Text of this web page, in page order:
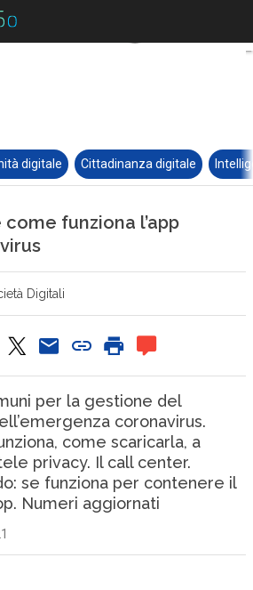
digitale Cittadinanza digitale
come funziona l’app
Digitali
per la gestione del
coronavirus.
come scaricarla, a
privacy. Il call center.
se funziona per contenere il
Numeri aggiornati